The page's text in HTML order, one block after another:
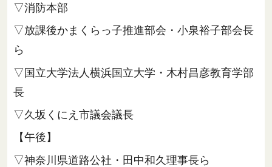
▽消防本部
▽放課後かまくらっ子推進部会・小泉裕子部会長
ら
▽国立大学法人横浜国立大学・木村昌彦教育学部
長
▽久坂くにえ市議会議長
【午後】
▽神奈川県道路公社・田中和久理事長ら